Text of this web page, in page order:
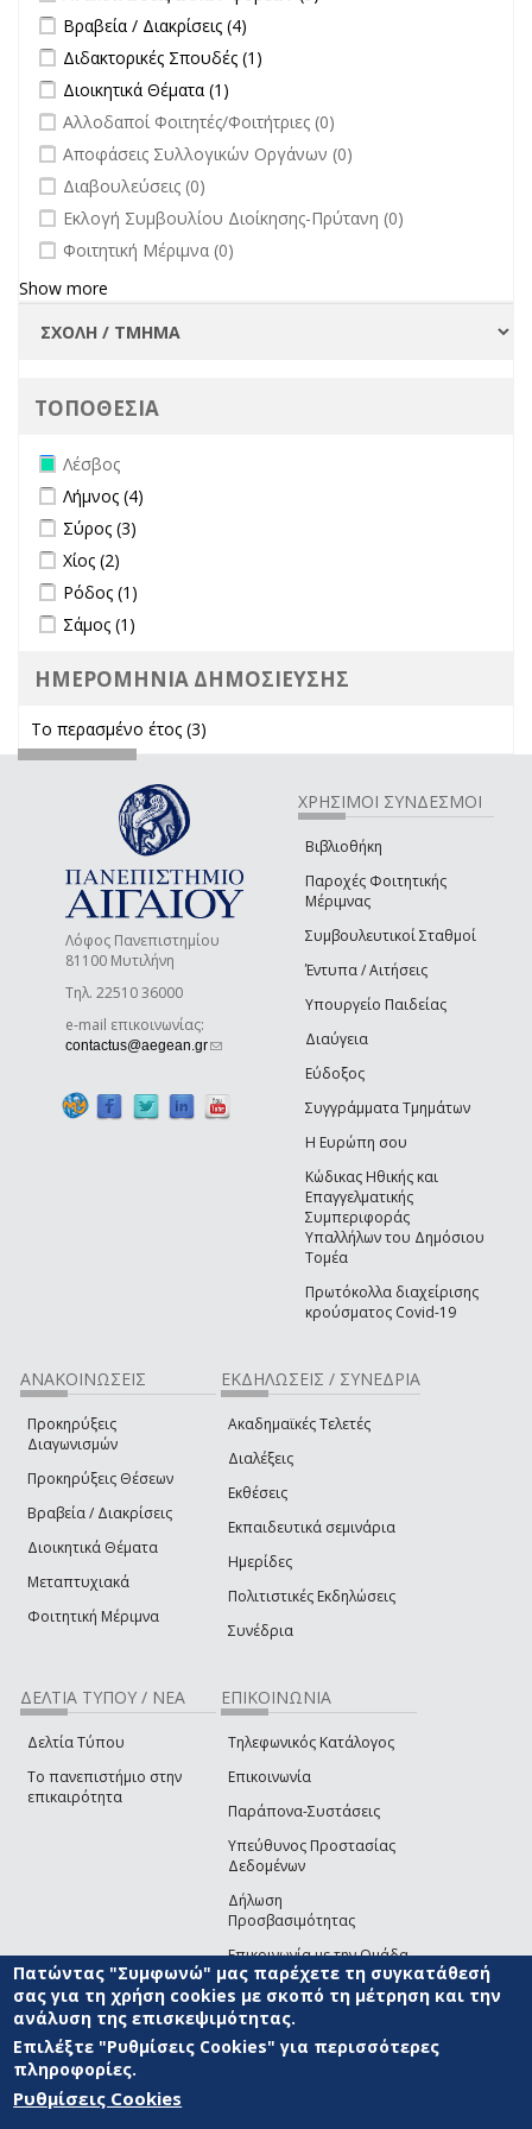
Apply Βραβεία / Διακρίσεις filter
Βραβεία / Διακρίσεις (4)
Apply Διδακτορικές Σπουδές filter
Διδακτορικές Σπουδές (1)
Apply Διοικητικά Θέματα filter
Διοικητικά Θέματα (1)
undefined
Αλλοδαποί Φοιτητές/Φοιτήτριες (0)
undefined
Αποφάσεις Συλλογικών Οργάνων (0)
undefined
Διαβουλεύσεις (0)
undefined
Εκλογή Συμβουλίου Διοίκησης-Πρύτανη (0)
undefined
Φοιτητική Μέριμνα (0)
Show more
ΤΟΠΟΘΕΣΙΑ
Remove Λέσβος filter
Λέσβος
Apply Λήμνος filter
Λήμνος (4)
Apply Σύρος filter
Σύρος (3)
Apply Χίος filter
Χίος (2)
Apply Ρόδος filter
Ρόδος (1)
Apply Σάμος filter
Σάμος (1)
ΗΜΕΡΟΜΗΝΙΑ ΔΗΜΟΣΙΕΥΣΗΣ
Το περασμένο έτος (3)
Λόφος Πανεπιστημίου
81100 Μυτιλήνη
Τηλ. 22510 36000
e-mail επικοινωνίας:
contactus@aegean.gr(link sends e-mail)
ΧΡΗΣΙΜΟΙ ΣΥΝΔΕΣΜΟΙ
Βιβλιοθήκη
Παροχές Φοιτητικής
Μέριμνας
Συμβουλευτικοί Σταθμοί
Έντυπα / Αιτήσεις
Υπουργείο Παιδείας
Διαύγεια
Εύδοξος
Συγγράμματα Τμημάτων
Η Ευρώπη σου
Κώδικας Ηθικής και
Επαγγελματικής
Συμπεριφοράς
Υπαλλήλων του Δημόσιου
Τομέα
Πρωτόκολλα διαχείρισης
κρούσματος Covid-19
ΑΝΑΚΟΙΝΩΣΕΙΣ
Προκηρύξεις
Διαγωνισμών
Προκηρύξεις Θέσεων
Βραβεία / Διακρίσεις
Διοικητικά Θέματα
Μεταπτυχιακά
Φοιτητική Μέριμνα
ΕΚΔΗΛΩΣΕΙΣ / ΣΥΝΕΔΡΙΑ
Ακαδημαϊκές Τελετές
Διαλέξεις
Εκθέσεις
Εκπαιδευτικά σεμινάρια
Ημερίδες
Πολιτιστικές Εκδηλώσεις
Συνέδρια
ΔΕΛΤΙΑ ΤΥΠΟΥ / ΝΕΑ
Δελτία Τύπου
Το πανεπιστήμιο στην
επικαιρότητα
ΕΠΙΚΟΙΝΩΝΙΑ
Τηλεφωνικός Κατάλογος
Επικοινωνία
Παράπονα-Συστάσεις
Υπεύθυνος Προστασίας
Δεδομένων
Δήλωση
Προσβασιμότητας
Επικοινωνία με την Ομάδα
Ανάπτυξης του site(link sends e-mail)
© ΠΑΝΕΠΙΣΤΗΜΙΟ ΑΙΓΑΙΟΥ ΟΡΟΙ ΧΡΗΣΗΣ
ΑΝΑΠΤΥΞΗΣ
Πατώντας "Συμφωνώ" μας παρέχετε τη συγκατάθεσή
σας για τη χρήση cookies με σκοπό τη μέτρηση και την
ανάλυση της επισκεψιμότητας.
Επιλέξτε "Ρυθμίσεις Cookies" για περισσότερες
πληροφορίες.
Ρυθμίσεις Cookies